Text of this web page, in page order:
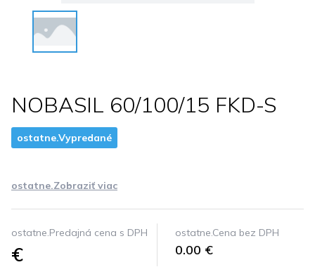
NOBASIL 60/100/15 FKD-S
ostatne.Vypredané
ostatne.Zobraziť viac
ostatne.Predajná cena s DPH
€
ostatne.Cena bez DPH
0.00 €